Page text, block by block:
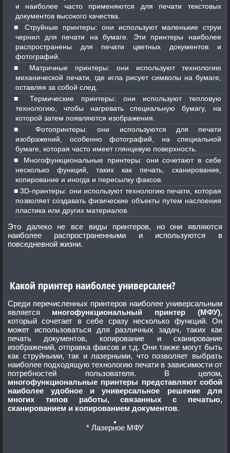
и наиболее часто применяются для печати текстовых
документов высокого качества.
Струйные принтеры: они используют маленькие струи
чернил для печати на бумаге. Эти принтеры наиболее
распространены для печати цветных документов и
фотографий.
Матричные принтеры: они используют технологию
механической печати, где игла рисует символы на бумаге,
оставляя за собой след.
Термические принтеры: они используют тепловую
технологию, чтобы нагревать специальную бумагу, на
которой затем появляются изображения.
Фотопринтеры: они используются для печати
изображений, особенно фотографий, на специальной
бумаге, которая часто имеет глянцевую поверхность.
Многофункциональные принтеры: они сочетают в себе
несколько функций, таких как печать, сканирование,
копирование и иногда и пересылку факсов.
3D-принтеры: они используют технологию печати, которая
позволяет создавать физические объекты путем наслоения
пластика или других материалов.
Это далеко не все виды принтеров, но они являются
наиболее распространенными и используются в
повседневной жизни.
Какой принтер наиболее универсален?
Среди перечисленных принтеров наиболее универсальным
является многофункциональный принтер (МФУ),
который сочетает в себе сразу несколько функций. Он
может использоваться для различных задач, таких как
печать документов, копирование и сканирование
изображений, отправка факсов и т.д. Они также могут быть
как струйными, так и лазерными, что позволяет выбрать
наиболее подходящую технологию печати в зависимости от
потребностей пользователя. В целом,
многофункциональные принтеры представляют собой
наиболее удобное и универсальное решение для
многих типов работы, связанных с печатью,
сканированием и копированием документов.
* Лазерное МФУ